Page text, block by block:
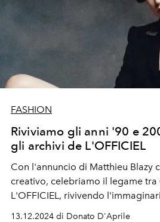
FASHION
Riviviamo gli anni '90 e
gli archivi de L'OFFICIEL
Con l'annuncio di Matthieu Blazy
creativo, celebriamo il legame
L'OFFICIEL, rivivendo
visione senza tempo di Coco
13.12.2024 di Donato D'Aprile